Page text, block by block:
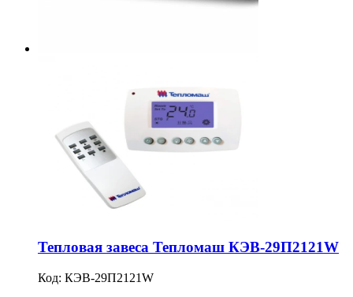
Тепловая завеса Тепломаш КЭВ-29П2121W
Код: КЭВ-29П2121W